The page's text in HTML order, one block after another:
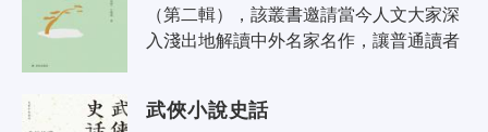
（第二輯），該叢書邀請當今人文大家深
入淺出地解讀中外名家名作，讓普通讀者
武俠小說史話